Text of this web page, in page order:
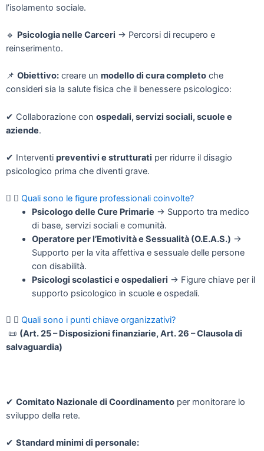
l’isolamento sociale.
🔹 Psicologia nelle Carceri → Percorsi di recupero e
reinserimento.
📌 Obiettivo: creare un modello di cura completo che
consideri sia la salute fisica che il benessere psicologico:
✔ Collaborazione con ospedali, servizi sociali, scuole e
aziende.
✔ Interventi preventivi e strutturati per ridurre il disagio
psicologico prima che diventi grave.
Quali sono le figure professionali coinvolte?
Psicologo delle Cure Primarie → Supporto tra medico
di base, servizi sociali e comunità.
Operatore per l’Emotività e Sessualità (O.E.A.S.) →
Supporto per la vita affettiva e sessuale delle persone
con disabilità.
Psicologi scolastici e ospedalieri → Figure chiave per il
supporto psicologico in scuole e ospedali.
Quali sono i punti chiave organizzativi?
📜 (Art. 25 – Disposizioni finanziarie, Art. 26 – Clausola di
salvaguardia)
✔ Comitato Nazionale di Coordinamento per monitorare lo
sviluppo della rete.
✔ Standard minimi di personale: